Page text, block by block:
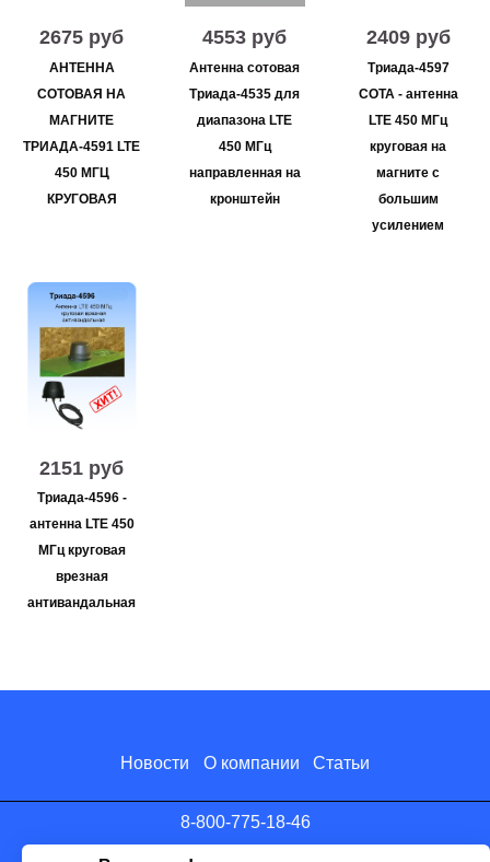
2675 руб
АНТЕННА
СОТОВАЯ НА
МАГНИТЕ
ТРИАДА-4591 LTE
450 МГЦ
КРУГОВАЯ
4553 руб
Антенна сотовая
Триада-4535 для
диапазона LTE
450 МГц
направленная на
кронштейн
2409 руб
Триада-4597
СОТА - антенна
LTE 450 МГц
круговая на
магните с
большим
усилением
2151 руб
Триада-4596 -
антенна LTE 450
МГц круговая
врезная
антивандальная
Новости О компании Статьи
8-800-775-18-46